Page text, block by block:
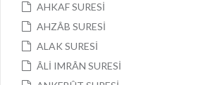
AHKAF SURESİ
AHZÂB SURESİ
ALAK SURESİ
ÂLİ IMRÂN SURESİ